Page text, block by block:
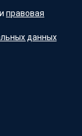
правовая
данных